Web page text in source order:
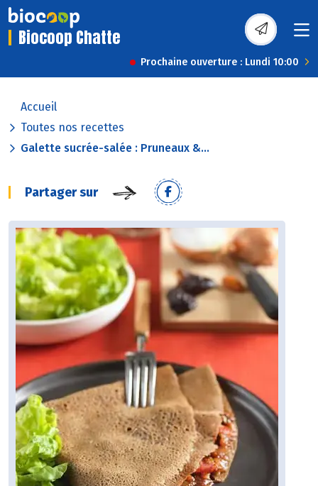
Biocoop Chatte
Prochaine ouverture : Lundi 10:00
Accueil
Toutes nos recettes
Galette sucrée-salée : Pruneaux &...
Partager sur